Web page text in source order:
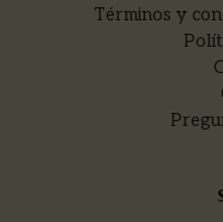
Términos y